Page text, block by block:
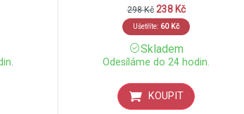
298Kč 238 Kč
Ušetříte: 60 Kč
Skladem
Odesíláme do 24 hodin.
KOUPIT